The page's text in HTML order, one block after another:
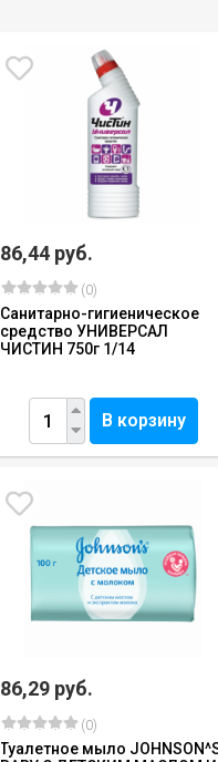
86,44 руб.
(0)
Санитарно-гигиеническое
средство УНИВЕРСАЛ
ЧИСТИН 750г 1/14
В корзину
86,29 руб.
(0)
Туалетное мыло